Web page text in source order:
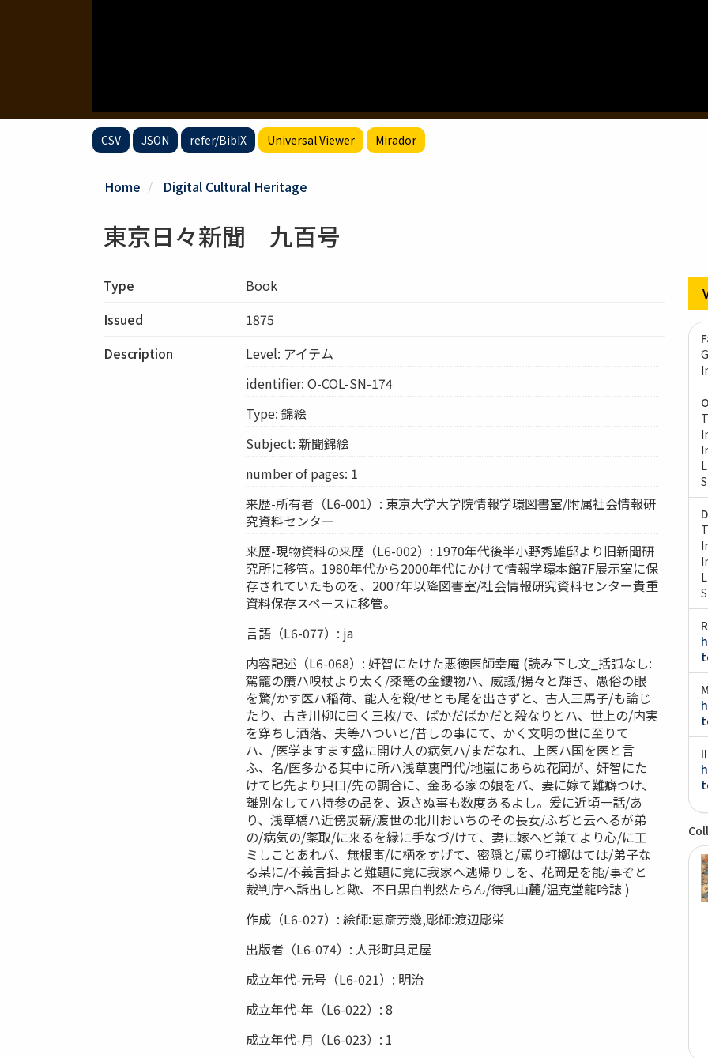
CSV JSON refer/BibIX Universal Viewer Mirador
Home Digital Cultural Heritage
東京日々新聞 九百号
Type
Book
Issued
1875
Description
Level: アイテム
identifier: O-COL-SN-174
Type: 錦絵
Subject: 新聞錦絵
number of pages: 1
来歴-所有者（L6-001）: 東京大学大学院情報学環図書室/附属社会情報研
究資料センター
来歴-現物資料の来歴（L6-002）: 1970年代後半小野秀雄邸より旧新聞研
究所に移管。1980年代から2000年代にかけて情報学環本館7F展示室に保
存されていたものを、2007年以降図書室/社会情報研究資料センター貴重
資料保存スペースに移管。
言語（L6-077）: ja
内容記述（L6-068）: 奸智にたけた悪徳医師幸庵 (読み下し文_括弧なし:
駕籠の簾ハ嗅杖より太く/薬篭の金鏤物ハ、威議/揚々と輝き、愚俗の眼
を驚/かす医ハ稲荷、能人を殺/せとも尾を出さずと、古人三馬子/も論じ
たり、古き川柳に曰く三枚/で、ばかだばかだと殺なりとハ、世上の/内実
を穿ちし洒落、夫等ハついと/昔しの事にて、かく文明の世に至りて
ハ、/医学ますます盛に開け人の病気ハ/まだなれ、上医ハ国を医と言
ふ、名/医多かる其中に所ハ浅草裏門代/地嵐にあらぬ花岡が、奸智にた
けて匕先より只口/先の調合に、金ある家の娘をバ、妻に嫁て難癖つけ、
離別なしてハ持参の品を、返さぬ事も数度あるよし。爰に近頃一話/あ
り、浅草橋ハ近傍炭薪/渡世の北川おいちのその長女/ふぢと云へるが弟
の/病気の/薬取/に来るを縁に手なづ/けて、妻に嫁へど兼てより心/に工
ミしことあれバ、無根事/に柄をすげて、密隠と/罵り打擲はては/弟子な
る某に/不義言掛よと難題に竟に我家へ逃帰りしを、花岡是を能/事ぞと
裁判庁へ訴出しと歟、不日黒白判然たらん/待乳山麓/温克堂龍吟誌 )
作成（L6-027）: 絵師:恵斎芳幾,彫師:渡辺彫栄
出版者（L6-074）: 人形町具足屋
成立年代-元号（L6-021）: 明治
成立年代-年（L6-022）: 8
成立年代-月（L6-023）: 1